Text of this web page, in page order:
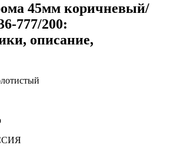
45мм коричневый/
777/200:
описание,